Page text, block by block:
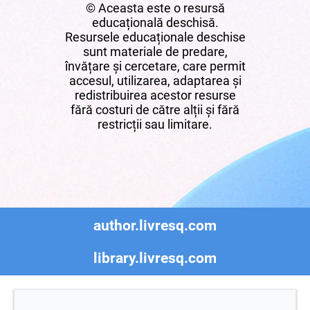
© Aceasta este o resursă
educațională deschisă.
Resursele educaționale deschise
sunt materiale de predare,
învățare și cercetare, care permit
accesul, utilizarea, adaptarea și
redistribuirea acestor resurse
fără costuri de către alții și fără
restricții sau limitare.
author.livresq.com
library.livresq.com